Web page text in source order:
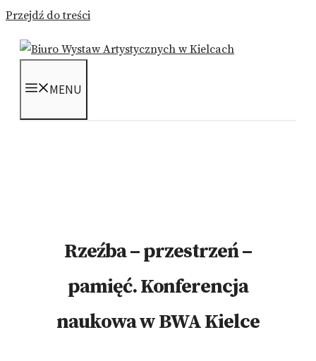
Przejdź do treści
MENU
Rzeźba – przestrzeń –
pamięć. Konferencja
naukowa w BWA Kielce